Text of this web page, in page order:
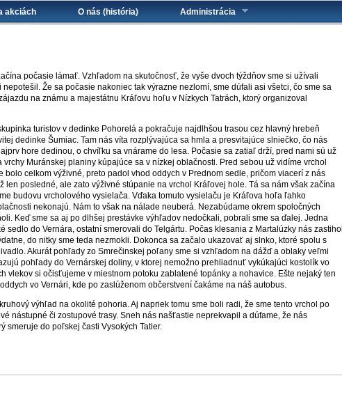
akciách O nás (história) Administrácia
počasie lámať. Vzhľadom na skutočnosť, že vyše dvoch týždňov sme si užívali
Že sa počasie nakoniec tak výrazne nezlomí, sme dúfali asi všetci, čo sme sa
na známu a majestátnu Kráľovu hoľu v Nízkych Tatrách, ktorý organizoval
turistov v dedinke Pohorelá a pokračuje najdlhšou trasou cez hlavný hrebeň
dedinke Šumiac. Tam nás víta rozplývajúca sa hmla a presvitajúce slniečko, čo nás
hore dedinou, o chvíľku sa vnárame do lesa. Počasie sa zatiaľ drží, pred nami sú už
Muránskej planiny kúpajúce sa v nízkej oblačnosti. Pred sebou už vidíme vrchol
celkom výživné, preto padol vhod oddych v Prednom sedle, pričom viacerí z nás
len posledné, ale zato výživné stúpanie na vrchol Kráľovej hole. Tá sa nám však začína
budovu vrcholového vysielača. Vďaka tomuto vysielaču je Kráľova hoľa ľahko
nekonajú. Nám to však na nálade neuberá. Nezabúdame okrem spoločných
Keď sme sa aj po dlhšej prestávke výhľadov nedočkali, pobrali sme sa ďalej. Jedna
sedlo do Vernára, ostatní smerovali do Telgártu. Počas klesania z Martalúzky nás zastihol
do nitky sme teda nezmokli. Dokonca sa začalo ukazovať aj slnko, ktoré spolu s
Akurát pohľady zo Smrečinskej poľany sme si vzhľadom na dážď a oblaky veľmi
pohľady do Vernárskej doliny, v ktorej nemožno prehliadnuť vykúkajúci kostolík vo
vlekov si očisťujeme v miestnom potoku zablatené topánky a nohavice. Ešte nejaký ten
vo Vernári, kde po zaslúženom občerstvení čakáme na náš autobus.
výhľad na okolité pohoria. Aj napriek tomu sme boli radi, že sme tento vrchol po
nástupné či zostupové trasy. Sneh nás našťastie neprekvapil a dúfame, že nás
smeruje do poľskej časti Vysokých Tatier.